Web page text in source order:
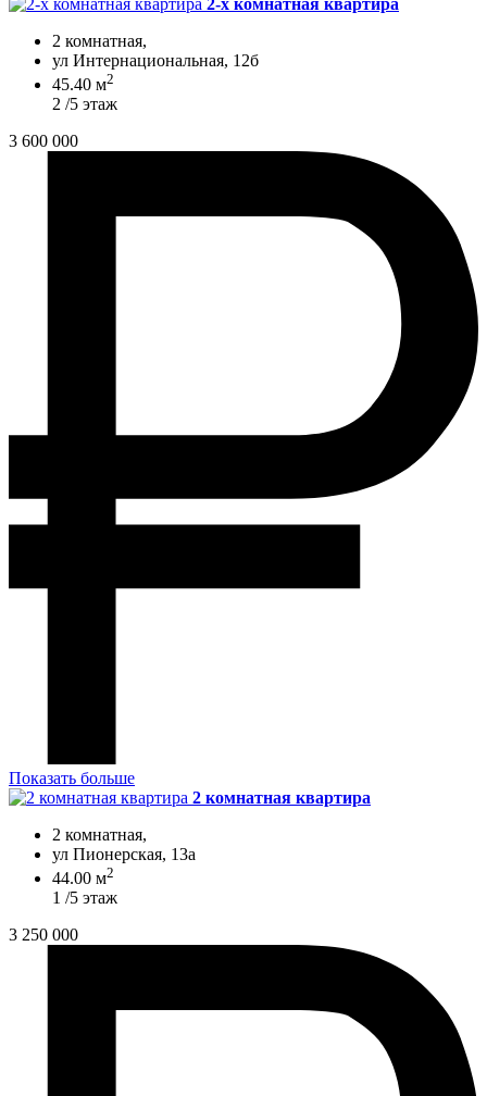
2 комнатная,
ул Интернациональная, 12б
45.40 м2
2 /5 этаж
3 600 000
Показать больше
2 комнатная квартира
2 комнатная,
ул Пионерская, 13а
44.00 м2
1 /5 этаж
3 250 000